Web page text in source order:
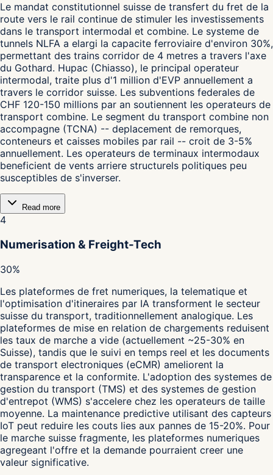
Le mandat constitutionnel suisse de transfert du fret de la
route vers le rail continue de stimuler les investissements
dans le transport intermodal et combine. Le systeme de
tunnels NLFA a elargi la capacite ferroviaire d'environ 30%,
permettant des trains corridor de 4 metres a travers l'axe
du Gothard. Hupac (Chiasso), le principal operateur
intermodal, traite plus d'1 million d'EVP annuellement a
travers le corridor suisse. Les subventions federales de
CHF 120-150 millions par an soutiennent les operateurs de
transport combine. Le segment du transport combine non
accompagne (TCNA) -- deplacement de remorques,
conteneurs et caisses mobiles par rail -- croit de 3-5%
annuellement. Les operateurs de terminaux intermodaux
beneficient de vents arriere structurels politiques peu
susceptibles de s'inverser.
Read more
4
Numerisation & Freight-Tech
30%
Les plateformes de fret numeriques, la telematique et
l'optimisation d'itineraires par IA transforment le secteur
suisse du transport, traditionnellement analogique. Les
plateformes de mise en relation de chargements reduisent
les taux de marche a vide (actuellement ~25-30% en
Suisse), tandis que le suivi en temps reel et les documents
de transport electroniques (eCMR) ameliorent la
transparence et la conformite. L'adoption des systemes de
gestion du transport (TMS) et des systemes de gestion
d'entrepot (WMS) s'accelere chez les operateurs de taille
moyenne. La maintenance predictive utilisant des capteurs
IoT peut reduire les couts lies aux pannes de 15-20%. Pour
le marche suisse fragmente, les plateformes numeriques
agregeant l'offre et la demande pourraient creer une
valeur significative.